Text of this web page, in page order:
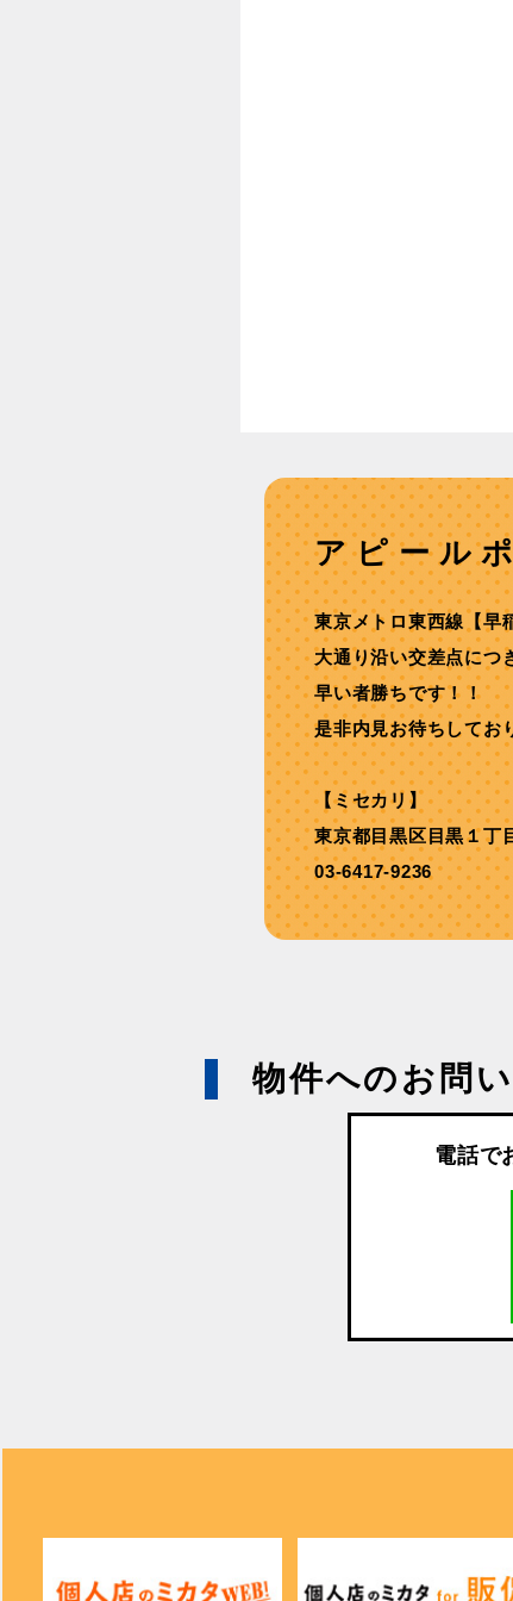
アピール
東京メトロ東⻄線【早
⼤通り沿い交差点につ
早い者勝ちです！！
是非内見お待ちしてお
【ミセカリ】
東京都目黒区目黒１
03-6417-9236
物件へのお問
電話で